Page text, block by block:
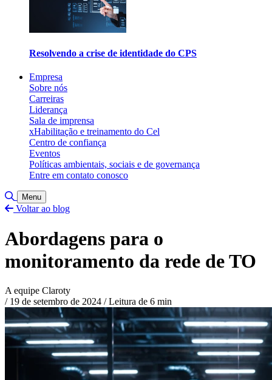
Resolvendo a crise de identidade do CPS
Empresa
Sobre nós
Carreiras
Liderança
Sala de imprensa
xHabilitação e treinamento do Cel
Centro de confiança
Eventos
Políticas ambientais, sociais e de governança
Entre em contato conosco
Alternar pesquisa
Menu
Voltar ao blog
Abordagens para o
monitoramento da rede de TO
A equipe Claroty
/ 19 de setembro de 2024 /Leitura de 6 min